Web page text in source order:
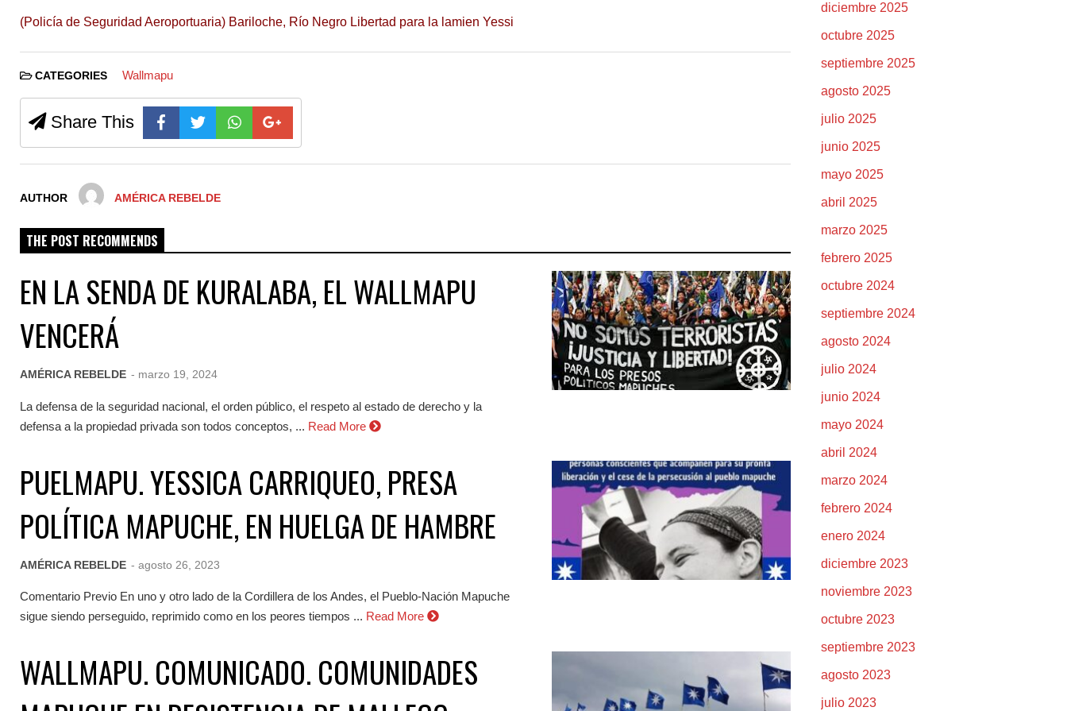
(Policía de Seguridad Aeroportuaria) Bariloche, Río Negro Libertad para la lamien Yessi
CATEGORIES Wallmapu
Share This
AUTHOR AMÉRICA REBELDE
THE POST RECOMMENDS
EN LA SENDA DE KURALABA, EL WALLMAPU
VENCERÁ
AMÉRICA REBELDE - marzo 19, 2024
La defensa de la seguridad nacional, el orden público, el respeto al estado de derecho y la
defensa a la propiedad privada son todos conceptos, ... Read More
PUELMAPU. YESSICA CARRIQUEO, PRESA
POLÍTICA MAPUCHE, EN HUELGA DE HAMBRE
AMÉRICA REBELDE - agosto 26, 2023
Comentario Previo En uno y otro lado de la Cordillera de los Andes, el Pueblo-Nación Mapuche
sigue siendo perseguido, reprimido como en los peores tiempos ... Read More
WALLMAPU. COMUNICADO. COMUNIDADES
diciembre 2025
octubre 2025
septiembre 2025
agosto 2025
julio 2025
junio 2025
mayo 2025
abril 2025
marzo 2025
febrero 2025
octubre 2024
septiembre 2024
agosto 2024
julio 2024
junio 2024
mayo 2024
abril 2024
marzo 2024
febrero 2024
enero 2024
diciembre 2023
noviembre 2023
octubre 2023
septiembre 2023
agosto 2023
julio 2023